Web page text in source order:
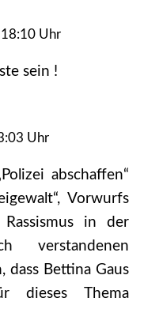
Uhr
sein !
Uhr
abschaffen“
Vorwurfs
in der
verstandenen
dass Bettina Gaus
dieses Thema